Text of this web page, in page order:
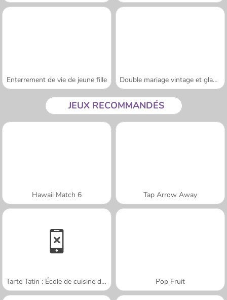
Enterrement de vie de jeune fille Double mariage vintage et glamour
JEUX RECOMMANDÉS
Hawaii Match 6 Tap Arrow Away
Tarte Tatin : École de cuisine de Sara Pop Fruit